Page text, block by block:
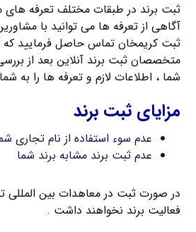
ثبت برند در طبقات مختلف تعرفه های
آگاهی از تعرفه ها می توانید با
ثبت کریمخان تماس حاصل فرمایید که
متخصصان ثبت برند آنلاین بعد از
شما ، اطلاعات لازم و تعرفه ها را به
مزایای ثبت برند
عدم سوء استفاده از نام تجاری
عدم ثبت برند مشابه برند شما
در صورت ثبت در معاهدات بین المللی
فعالیت برند نخواهند داشت .